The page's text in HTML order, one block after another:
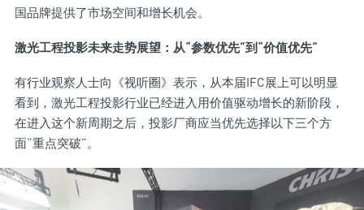
国品牌提供了市场空间和增长机会。
激光工程投影未来走势展望：从“参数优先”到“价值优先”
有行业观察人士向《视听圈》表示，从本届IFC展上可以明显
看到，激光工程投影行业已经进入用价值驱动增长的新阶段，
在进入这个新周期之后，投影厂商应当优先选择以下三个方
面“重点突破”。